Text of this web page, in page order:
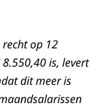
recht op 12
is, levert
dit meer is